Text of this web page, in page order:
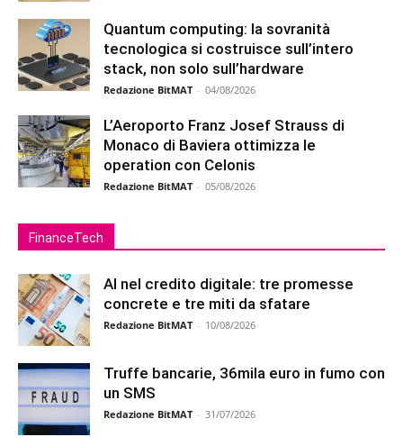
Quantum computing: la sovranità
tecnologica si costruisce sull’intero
stack, non solo sull’hardware
Redazione BitMAT - 04/08/2026
L’Aeroporto Franz Josef Strauss di
Monaco di Baviera ottimizza le
operation con Celonis
Redazione BitMAT - 05/08/2026
FinanceTech
AI nel credito digitale: tre promesse
concrete e tre miti da sfatare
Redazione BitMAT - 10/08/2026
Truffe bancarie, 36mila euro in fumo con
un SMS
Redazione BitMAT - 31/07/2026